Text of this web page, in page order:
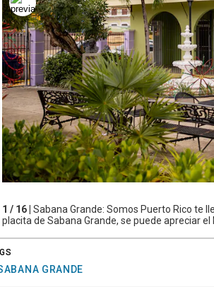
1 / 16 | Sabana Grande: Somos Puerto Rico te
placita de Sabana Grande, se puede apreciar
GRANDE